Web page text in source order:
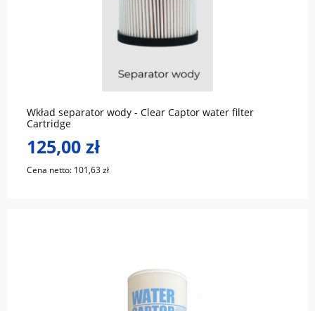
Wkład separator wody - Clear Captor water filter
Cartridge
125,00 zł
Cena netto: 101,63 zł